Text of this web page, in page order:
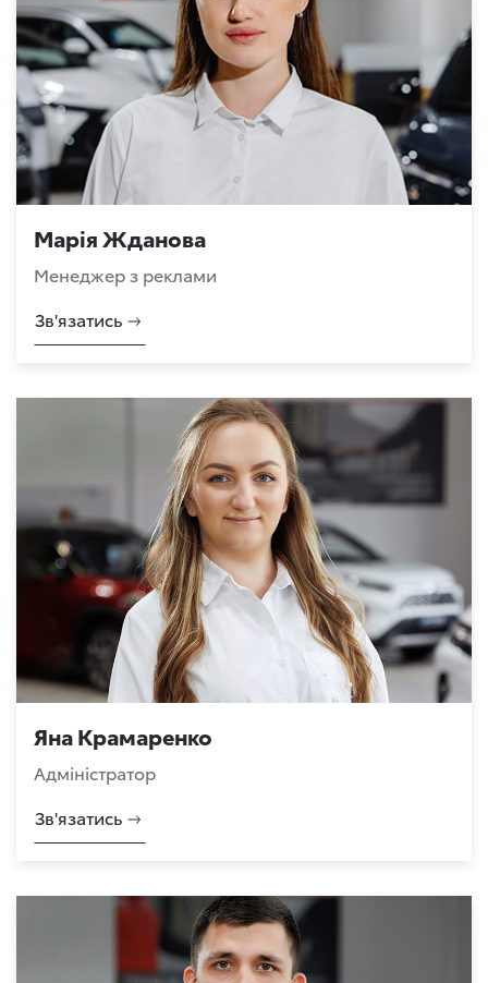
Марія Жданова
Менеджер з реклами
Зв'язатись
Яна Крамаренко
Адміністратор
Зв'язатись